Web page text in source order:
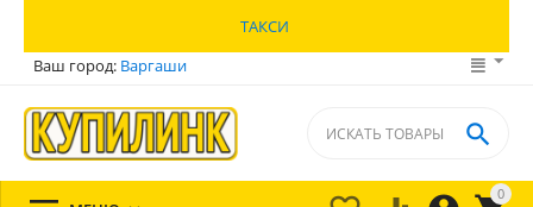
ТАКСИ
Ваш город: Варгаши
0
